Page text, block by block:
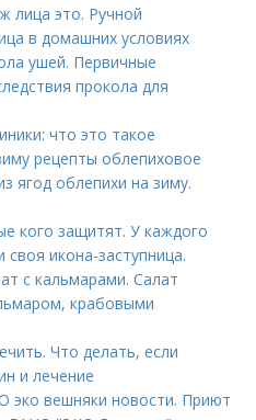
лица это. Ручной
в домашних условиях
ушей. Первичные
прокола для
что это такое
рецепты облепиховое
ягод облепихи на зиму.
кого защитят. У каждого
своя икона-заступница.
с кальмарами. Салат
крабовыми
Что делать, если
и лечение
эко вешняки новости. Приют